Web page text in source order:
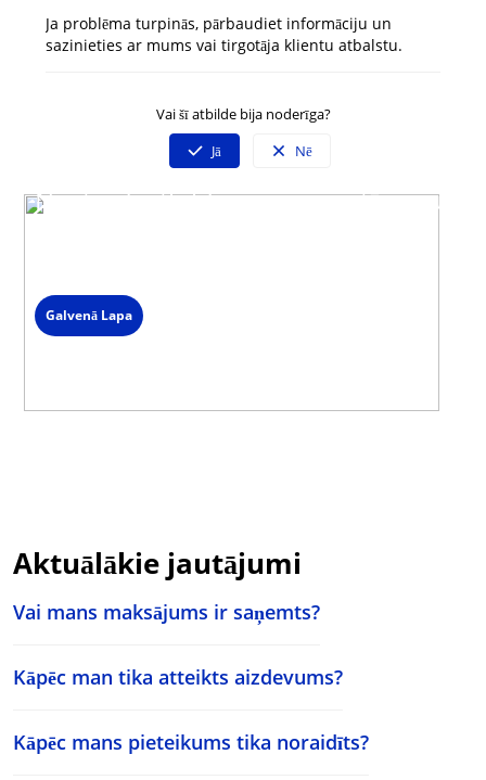
Ja problēma turpinās, pārbaudiet informāciju un
sazinieties ar mums vai tirgotāja klientu atbalstu.
Vai šī atbilde bija noderīga?
Jā
Nē
Neatradi atbildi uz savu jautājumu?
Galvenā Lapa
Aktuālākie jautājumi
Vai mans maksājums ir saņemts?
Kāpēc man tika atteikts aizdevums?
Kāpēc mans pieteikums tika noraidīts?